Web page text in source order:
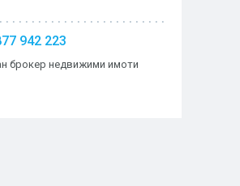
942 223
брокер недвижими имоти